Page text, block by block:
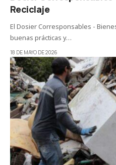
Reciclaje
El Dosier Corresponsables -
buenas prácticas y…
18 DE MAYO DE 2026